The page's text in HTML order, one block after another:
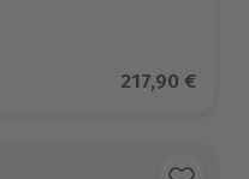
1 BewertungenAktueller
217,90 €